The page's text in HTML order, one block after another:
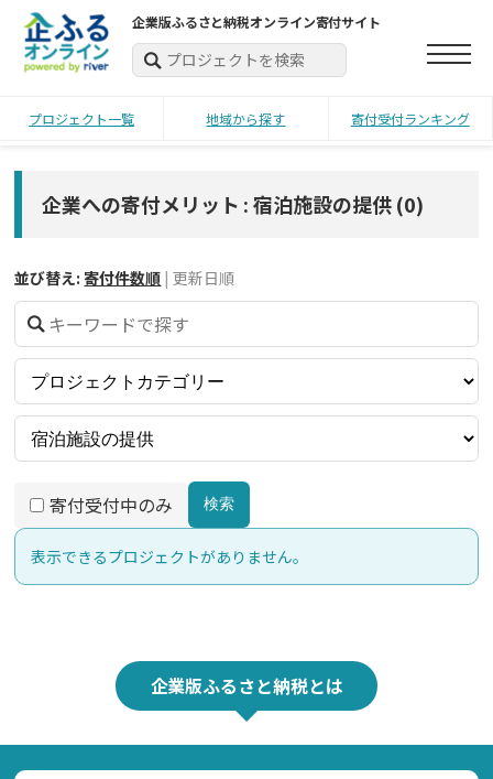
企業版ふるさと納税オンライン寄付サイト
プロジェクト一覧 地域から探す 寄付受付ランキング
企業への寄付メリット : 宿泊施設の提供(0)
並び替え: 寄付件数順 | 更新日順
寄付受付中のみ 検索
表示できるプロジェクトがありません。
企業版ふるさと納税とは